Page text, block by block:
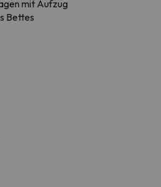
mit Aufzug
Bettes